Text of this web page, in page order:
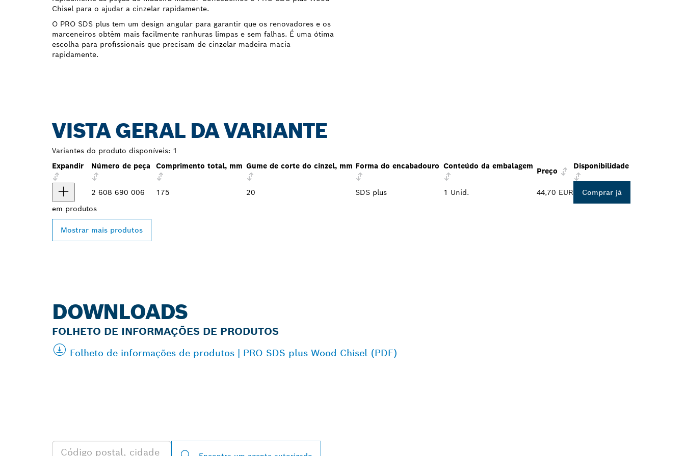
Chisel para o ajudar a cinzelar rapidamente.
O PRO SDS plus tem um design angular para garantir que os renovadores e os
marceneiros obtêm mais facilmente ranhuras limpas e sem falhas. É uma ótima
escolha para profissionais que precisam de cinzelar madeira macia
rapidamente.
VISTA GERAL DA VARIANTE
Variantes do produto disponíveis: 1
Expandir
Número de peça Comprimento total, mm Gume de corte do cinzel, mm Forma do encabadouro Conteúdo da embalagem
Preço
Disponibilidade
2 608 690 006 175 20 SDS plus 1 Unid. 44,70 EUR
Comprar já
em produtos
Mostrar mais produtos
DOWNLOADS
FOLHETO DE INFORMAÇÕES DE PRODUTOS
Folheto de informações de produtos | PRO SDS plus Wood Chisel (PDF)